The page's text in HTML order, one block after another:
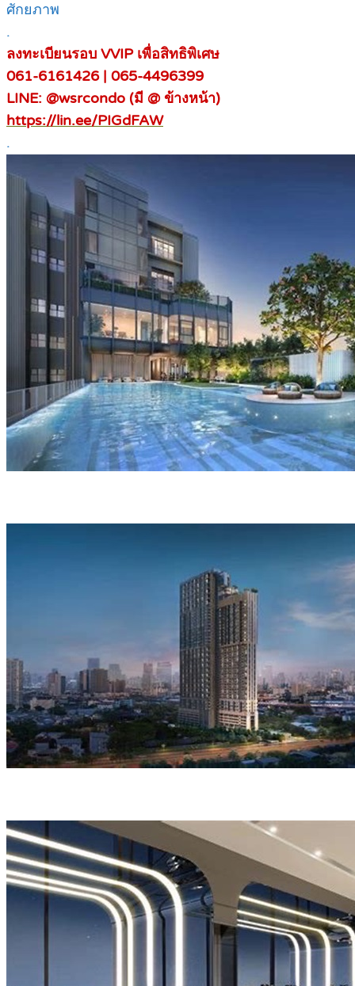
ศักยภาพ
.
ลงทะเบียนรอบ VVIP เพื่อสิทธิพิเศษ
061-6161426 | 065-4496399
LINE: @wsrcondo (มี @ ข้างหน้า)
https://lin.ee/PIGdFAW
.